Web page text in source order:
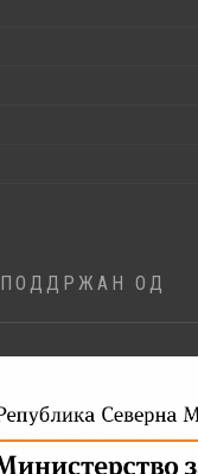
ПОДДРЖАН ОД